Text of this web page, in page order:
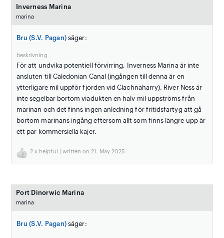
Inverness Marina
marina
Bru (S.V. Pagan) säger:
beskrivning
För att undvika potentiell förvirring, Inverness Marina är inte
ansluten till Caledonian Canal (ingången till denna är en
ytterligare mil uppför fjorden vid Clachnaharry). River Ness är
inte segelbar bortom viadukten en halv mil uppströms från
marinan och det finns ingen anledning för fritidsfartyg att gå
bortom marinans ingång eftersom allt som finns längre upp är
ett par kommersiella kajer.
2 x helpful | written on 21. May 2025
Port Dinorwic Marina
marina
Bru (S.V. Pagan) säger: